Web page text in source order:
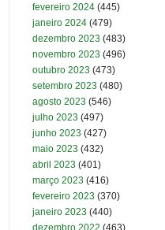
fevereiro 2024 (445)
janeiro 2024 (479)
dezembro 2023 (483)
novembro 2023 (496)
outubro 2023 (473)
setembro 2023 (480)
agosto 2023 (546)
julho 2023 (497)
junho 2023 (427)
maio 2023 (432)
abril 2023 (401)
março 2023 (416)
fevereiro 2023 (370)
janeiro 2023 (440)
dezembro 2022 (463)